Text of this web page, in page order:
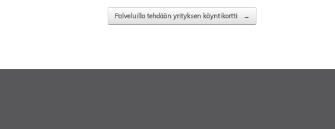
Palveluilla tehdään yrityksen käyntikortti →